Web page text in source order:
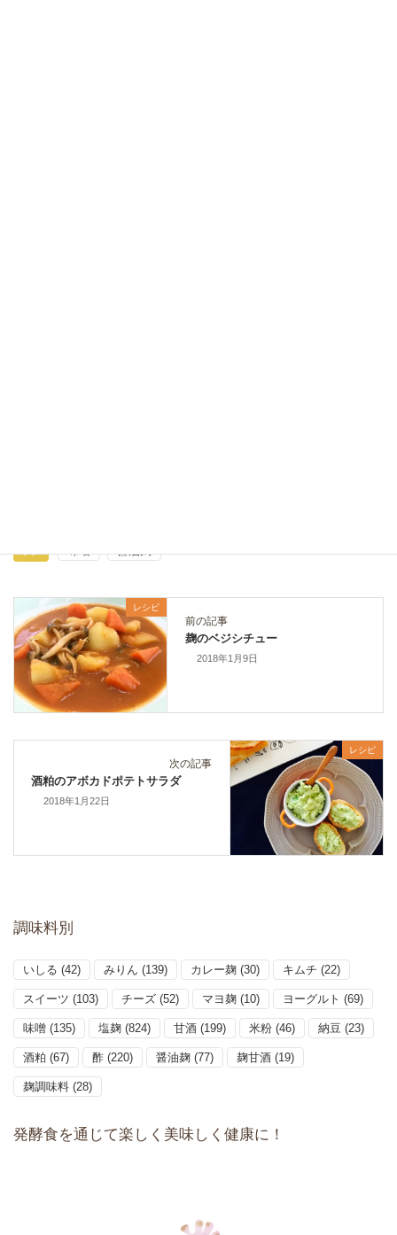
レシピ
前の記事
麹のベジシチュー
2018年1月9日
レシピ
次の記事
酒粕のアボカドポテトサラダ
2018年1月22日
調味料別
いしる (42) みりん (139) カレー麹 (30) キムチ (22)
スイーツ (103) チーズ (52) マヨ麹 (10) ヨーグルト (69)
味噌 (135) 塩麹 (824) 甘酒 (199) 米粉 (46) 納豆 (23)
酒粕 (67) 酢 (220) 醤油麹 (77) 麹甘酒 (19)
麹調味料 (28)
発酵食を通じて楽しく美味しく健康に！